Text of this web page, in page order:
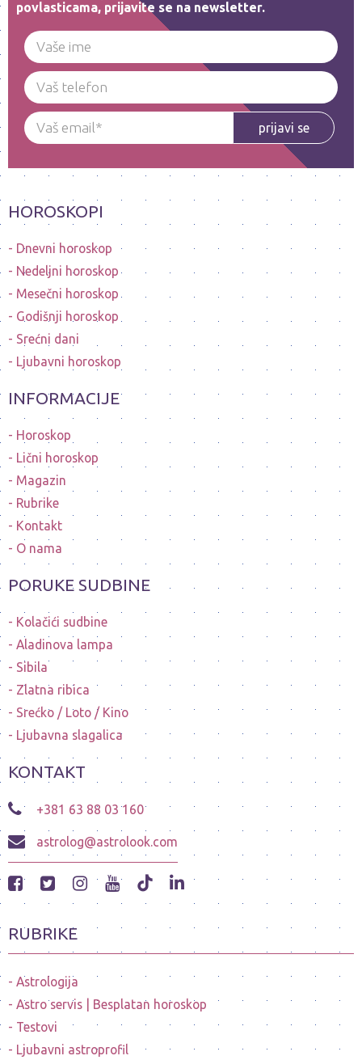
povlasticama, prijavite se na newsletter.
prijavi se
HOROSKOPI
Dnevni horoskop
Nedeljni horoskop
Mesečni horoskop
Godišnji horoskop
Srećni dani
Ljubavni horoskop
INFORMACIJE
Horoskop
Lični horoskop
Magazin
Rubrike
Kontakt
O nama
PORUKE SUDBINE
Kolačići sudbine
Aladinova lampa
Sibila
Zlatna ribica
Srećko / Loto / Kino
Ljubavna slagalica
KONTAKT
+381 63 88 03 160
astrolog@astrolook.com
RUBRIKE
Astrologija
Astro servis | Besplatan horoskop
Testovi
Ljubavni astroprofil